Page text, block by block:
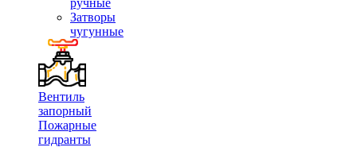
ручные
Затворы
чугунные
Вентиль
запорный
Пожарные
гидранты